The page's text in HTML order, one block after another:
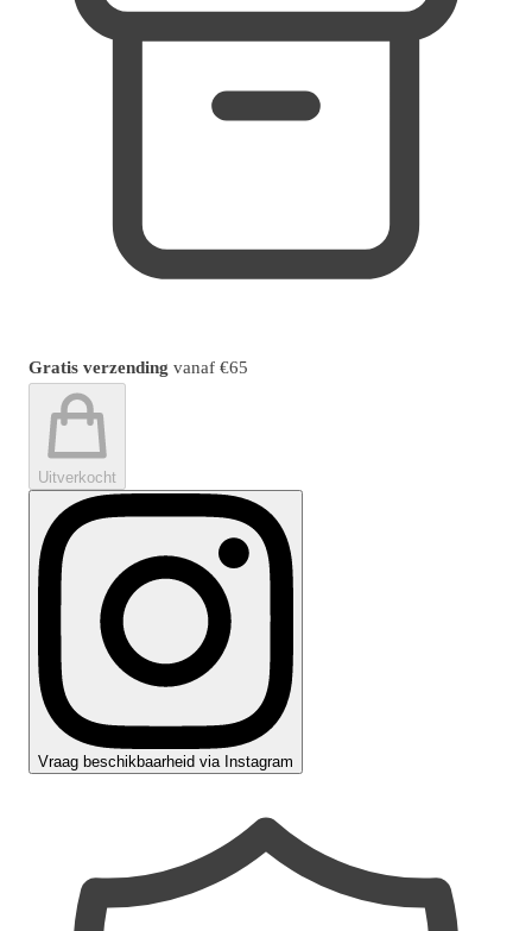
Gratis verzending vanaf €65
Uitverkocht
Vraag beschikbaarheid via Instagram